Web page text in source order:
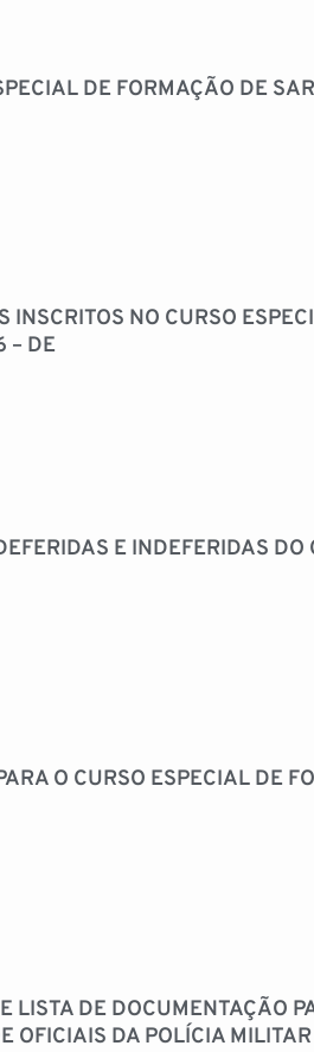
DE FORMAÇÃO DE
NO CURSO
– DE
E INDEFERIDAS
O CURSO ESPECIAL DE
LISTA DE DOCUMENTAÇÃO
OFICIAIS DA POLÍCIA